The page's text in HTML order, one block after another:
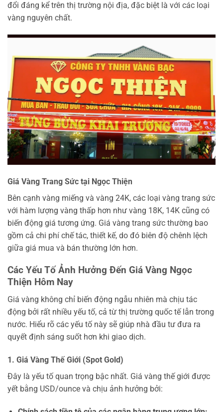
đổi đáng kể trên thị trường nội địa, đặc biệt là với các loại
vàng nguyên chất.
Giá Vàng Trang Sức tại Ngọc Thiện
Bên cạnh vàng miếng và vàng 24K, các loại vàng trang sức
với hàm lượng vàng thấp hơn như vàng 18K, 14K cũng có
biến động giá tương ứng. Giá vàng trang sức thường bao
gồm cả chi phí chế tác, thiết kế, do đó biên độ chênh lệch
giữa giá mua và bán thường lớn hơn.
Các Yếu Tố Ảnh Hưởng Đến Giá Vàng Ngọc
Thiện Hôm Nay
Giá vàng không chỉ biến động ngẫu nhiên mà chịu tác
động bởi rất nhiều yếu tố, cả từ thị trường quốc tế lẫn trong
nước. Hiểu rõ các yếu tố này sẽ giúp nhà đầu tư đưa ra
quyết định sáng suốt hơn khi giao dịch.
1. Giá Vàng Thế Giới (Spot Gold)
Đây là yếu tố quan trọng bậc nhất. Giá vàng thế giới được
yết bằng USD/ounce và chịu ảnh hưởng bởi: